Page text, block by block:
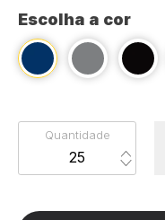
Escolha a cor
Quantidade